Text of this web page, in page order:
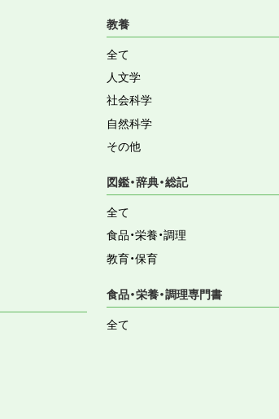
教養
全て
人文学
社会科学
自然科学
その他
図鑑・辞典・総記
全て
食品・栄養・調理
教育・保育
食品・栄養・調理専門書
全て